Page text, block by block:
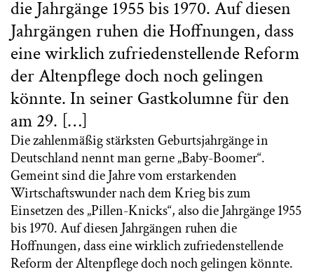
die Jahrgänge 1955 bis 1970. Auf diesen
Jahrgängen ruhen die Hoffnungen, dass
eine wirklich zufriedenstellende Reform
der Altenpflege doch noch gelingen
könnte. In seiner Gastkolumne für den
am 29. […]
Die zahlenmäßig stärksten Geburtsjahrgänge in
Deutschland nennt man gerne „Baby-Boomer“.
Gemeint sind die Jahre vom erstarkenden
Wirtschaftswunder nach dem Krieg bis zum
Einsetzen des „Pillen-Knicks“, also die Jahrgänge 1955
bis 1970. Auf diesen Jahrgängen ruhen die
Hoffnungen, dass eine wirklich zufriedenstellende
Reform der Altenpflege doch noch gelingen könnte.